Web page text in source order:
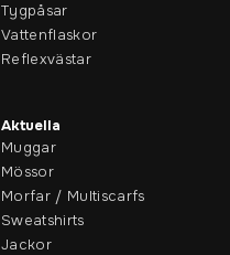
Tygpåsar
Vattenflaskor
Reflexvästar
Aktuella
Muggar
Mössor
Morfar / Multiscarfs
Sweatshirts
Jackor